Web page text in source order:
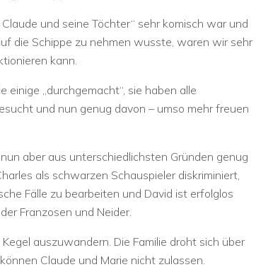
und seine Töchter“ sehr komisch war und
die Schippe zu nehmen wusste, waren wir sehr
kann.
einige „durchgemacht“, sie haben alle
und nun genug davon – umso mehr freuen
aber aus unterschiedlichsten Gründen genug
als schwarzen Schauspieler diskriminiert,
Fälle zu bearbeiten und David ist erfolglos
Franzosen und Neider.
auszuwandern. Die Familie droht sich über
Claude und Marie nicht zulassen.